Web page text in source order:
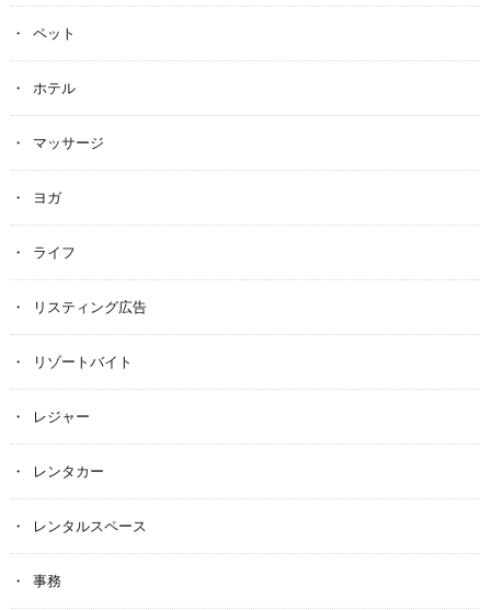
ペット
ホテル
マッサージ
ヨガ
ライフ
リスティング広告
リゾートバイト
レジャー
レンタカー
レンタルスペース
事務